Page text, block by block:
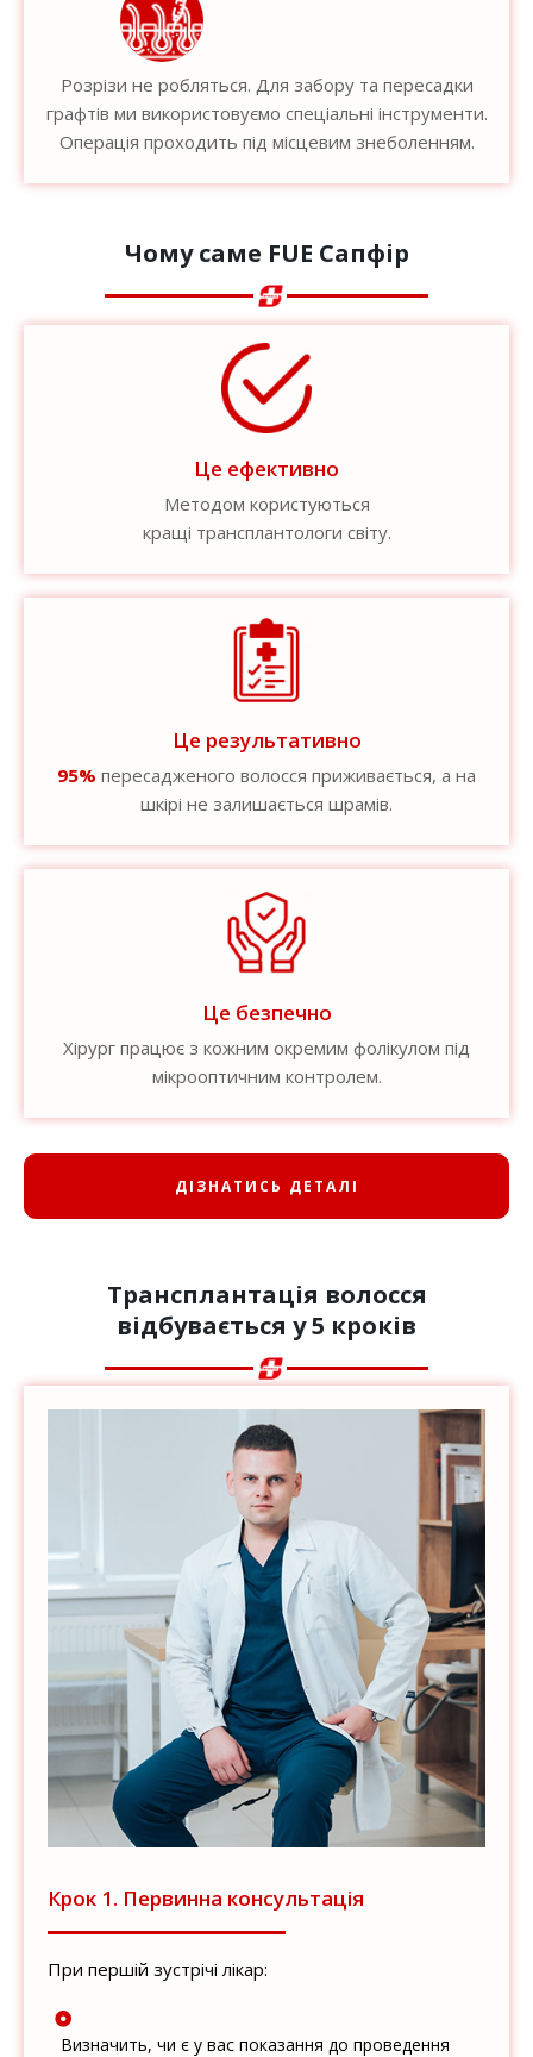
Розрізи не робляться. Для забору та пересадки
графтів ми використовуємо спеціальні інструменти.
Операція проходить під місцевим знеболенням.
Чому саме FUE Сапфір
Це ефективно
Методом користуються
кращі трансплантологи світу.
Це результативно
95% пересадженого волосся приживається, а на
шкірі не залишається шрамів.
Це безпечно
Хірург працює з кожним окремим фолікулом під
мікрооптичним контролем.
ДІЗНАТИСЬ ДЕТАЛІ
Трансплантація волосся
відбувається у 5 кроків
Крок 1. Первинна консультація
При першій зустрічі лікар:
Визначить, чи є у вас показання до проведення